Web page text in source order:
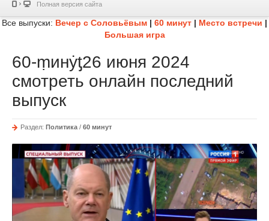
Полная версия сайта
Все выпуски: Вечер с Соловьёвым | 60 минут | Место встречи |
Большая игра
60-ṃинẏƫ26 июня 2024
смотреть онлайн последний
выпуск
Раздел: Политика / 60 минут